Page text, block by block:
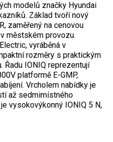
modelů značky Hyundai
Základ tvoří nový
zaměřený na cenovou
městském provozu.
vyráběná v
rozměry s praktickým
Řadu IONIQ reprezentují
platformě E-GMP,
Vrcholem nabídky je
až sedmimístného
vysokovýkonný IONIQ 5 N,